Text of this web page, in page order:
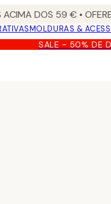
ACIMA DOS 59 € •
MOLDURAS &
SALE - 50% DE